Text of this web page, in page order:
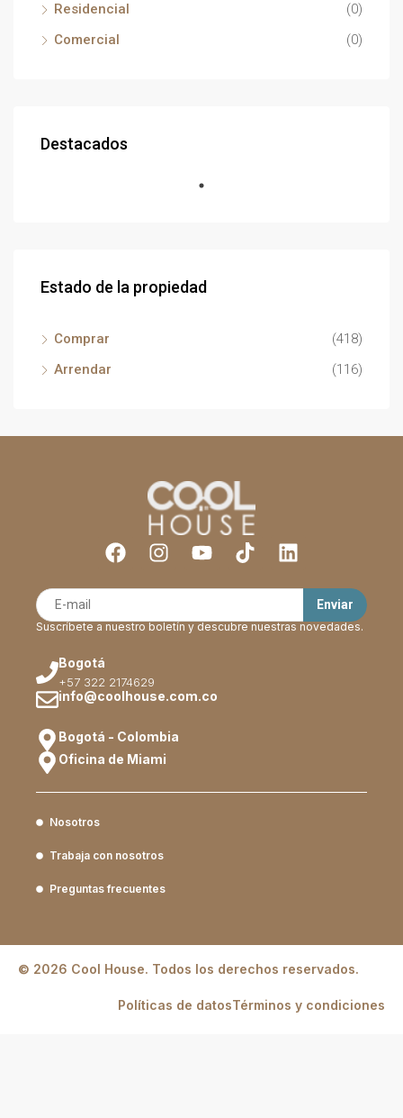
Residencial
(0)
Comercial
(0)
Destacados
Estado de la propiedad
Comprar
(418)
Arrendar
(116)
info@coolhouse.com.co
Bogotá
+57 322 2174629
Suscríbete a nuestro boletín y descubre nuestras novedades.
Bogotá - Colombia
Oficina de Miami
Nosotros
Trabaja con nosotros
Preguntas frecuentes
© 2026 Cool House. Todos los derechos reservados.
Políticas de datosTérminos y condiciones